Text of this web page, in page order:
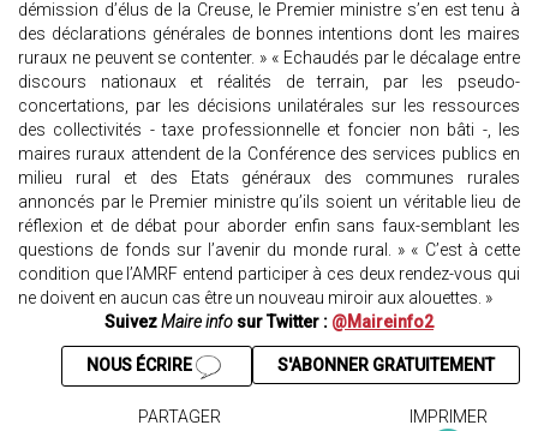
démission d’élus de la Creuse, le Premier ministre s’en est tenu à
des déclarations générales de bonnes intentions dont les maires
ruraux ne peuvent se contenter. » « Echaudés par le décalage entre
discours nationaux et réalités de terrain, par les pseudo-
concertations, par les décisions unilatérales sur les ressources
des collectivités - taxe professionnelle et foncier non bâti -, les
maires ruraux attendent de la Conférence des services publics en
milieu rural et des Etats généraux des communes rurales
annoncés par le Premier ministre qu’ils soient un véritable lieu de
réflexion et de débat pour aborder enfin sans faux-semblant les
questions de fonds sur l’avenir du monde rural. » « C’est à cette
condition que l’AMRF entend participer à ces deux rendez-vous qui
ne doivent en aucun cas être un nouveau miroir aux alouettes. »
SuivezMaire info sur Twitter : @Maireinfo2
S'ABONNER GRATUITEMENT
NOUS ÉCRIRE
PARTAGER IMPRIMER